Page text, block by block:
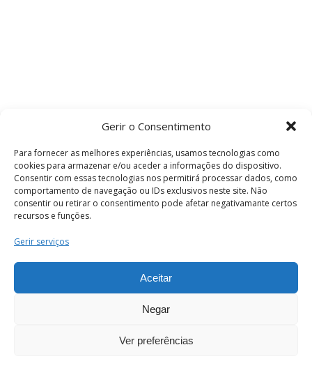
Gerir o Consentimento
Para fornecer as melhores experiências, usamos tecnologias como
cookies para armazenar e/ou aceder a informações do dispositivo.
Consentir com essas tecnologias nos permitirá processar dados, como
comportamento de navegação ou IDs exclusivos neste site. Não
consentir ou retirar o consentimento pode afetar negativamante certos
recursos e funções.
Gerir serviços
Aceitar
Negar
Ver preferências
Termos e Condições
os direitos reservados.